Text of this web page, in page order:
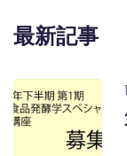
最新記事